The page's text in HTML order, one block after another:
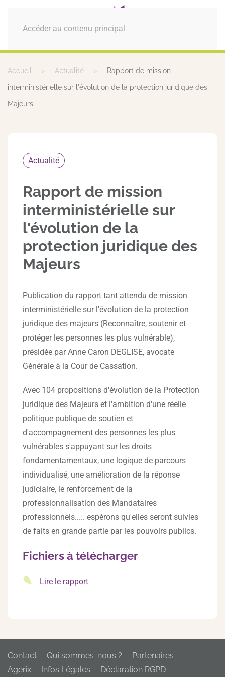
Accéder au contenu principal
MENU
Accueil Actualité Rapport de mission
interministérielle sur l'évolution de la protection juridique des
Majeurs
Actualité
Rapport de mission
interministérielle sur
l'évolution de la
protection juridique des
Majeurs
Publication du rapport tant attendu de mission
interministérielle sur l'évolution de la protection
juridique des majeurs (Reconnaître, soutenir et
protéger les personnes les plus vulnérable),
présidée par Anne Caron DEGLISE, avocate
Générale à la Cour de Cassation.
Avec 104 propositions d'évolution de la Protection
juridique des Majeurs et l'ambition d'une réelle
politique publique de soutien et
d'accompagnement des personnes les plus
vulnérables s'appuyant sur les droits
fondamentamentaux, une logique de parcours
individualisé, une amélioration de la réponse
judiciaire, le renforcement de la
professionnalisation des Mandataires
professionnels..... espérons qu'elles seront suivies
de faits en grande partie par les pouvoirs publics.
Fichiers à télécharger
Lire le rapport
Contact Qui sommes-nous ?
Partenaires
Agerix
Infos Légales Déclaration RGPD